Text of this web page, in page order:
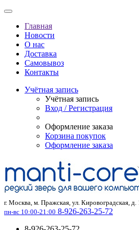
Главная
Новости
О нас
Доставка
Самовывоз
Контакты
Учётная запись
Учётная запись
Вход / Регистрация
Оформление заказа
Корзина покупок
Оформление заказа
г. Москва, м. Пражская, ул. Кировоградская,
пн-вс 10:00-21:00 8-926-263-25-72